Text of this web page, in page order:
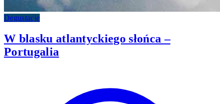
Degustacje
W blasku atlantyckiego słońca –
Portugalia